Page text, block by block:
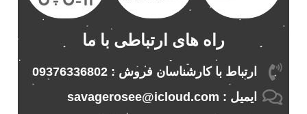
راه های ارتباطی با ما
ارتباط با کارشناسان فروش : 09376336802
ایمیل : savagerosee@icloud.com